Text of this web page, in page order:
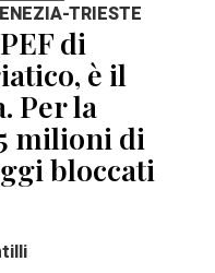
TRIESTE
di
è il
Per la
milioni di
bloccati